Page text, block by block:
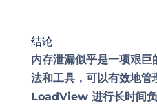
结论
内存泄漏似乎是一项艰
法和工具，可以有效地管
LoadView 进行长时间